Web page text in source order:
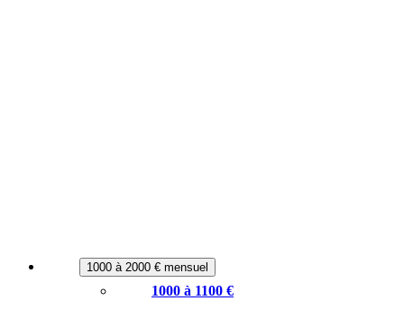
1000 à 2000 € mensuel
1000 à 1100 €